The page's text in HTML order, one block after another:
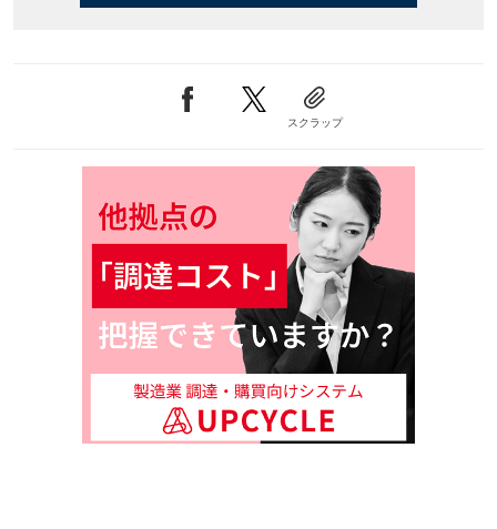
スクラップ